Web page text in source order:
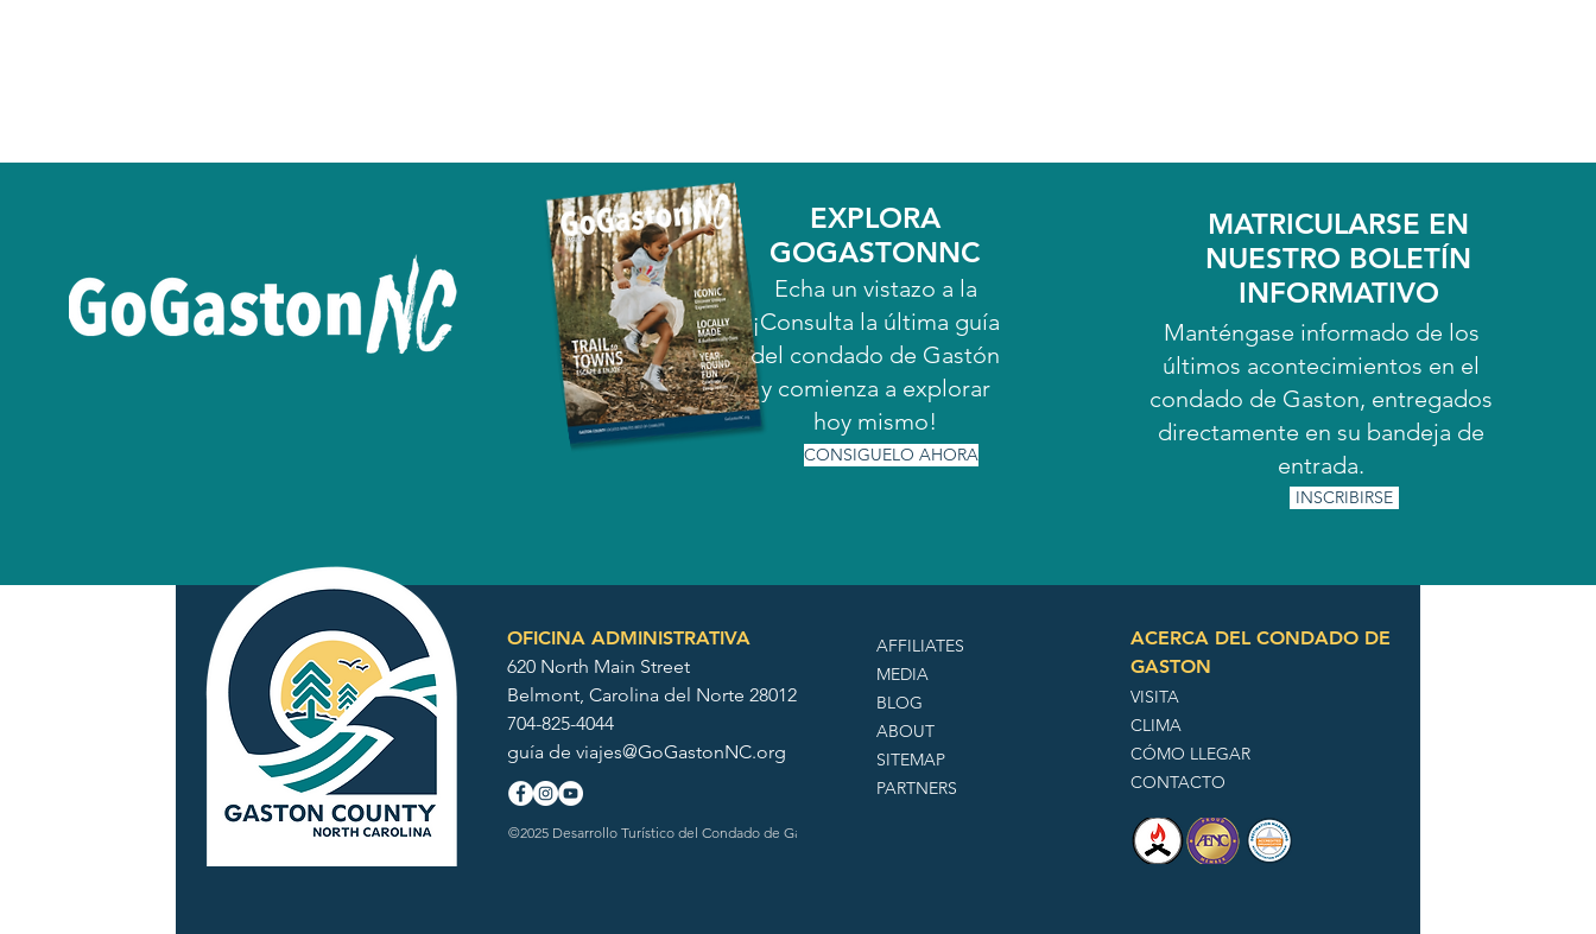
EXPLORA
GOGASTONNC
Echa un vistazo a la
¡Consulta la última guía
del condado de Gastón
y comienza a explorar
hoy mismo!
CONSIGUELO AHORA
MATRICULARSE EN
NUESTRO BOLETÍN
INFORMATIVO
Manténgase informado de los
últimos acontecimientos en el
condado de Gaston, entregados
directamente en su bandeja de
entrada.
INSCRIBIRSE
OFICINA ADMINISTRATIVA
620 North Main Street
Belmont, Carolina del Norte 28012
704-825-4044
guía de viajes@GoGastonNC.org
©2025 Desarrollo Turístico del Condado de Gaston
AFFILIATES
MEDIA
BLOG
ABOUT
SITEMAP
PARTNERS
ACERCA DEL CONDADO DE
GASTON
VISITA
CLIMA
CÓMO LLEGAR
CONTACTO